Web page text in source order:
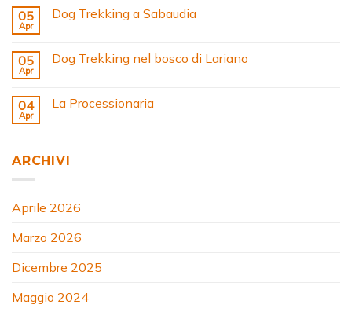
05
Apr
Dog Trekking a Sabaudia
05
Apr
Dog Trekking nel bosco di Lariano
04
Apr
La Processionaria
ARCHIVI
Aprile 2026
Marzo 2026
Dicembre 2025
Maggio 2024